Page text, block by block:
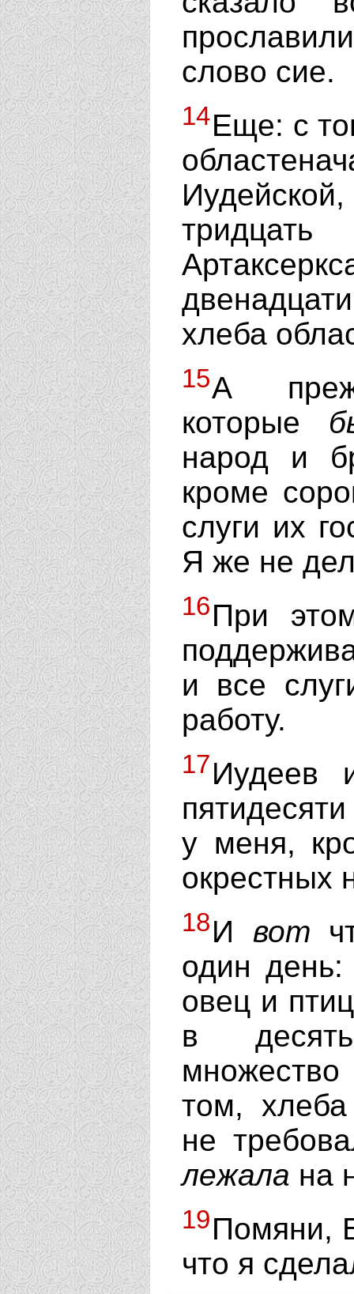
слово сие.
14Еще: с
хлеба
15А
которые
народ и
кроме
слуги их
Я же не
16При
и все
работу.
17Иудеев
у меня,
окрестных
18И вот
один
овец и
в
том, хлеба
не
лежала на
19Помяни,
что я